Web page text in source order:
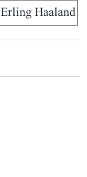
Erling Haaland